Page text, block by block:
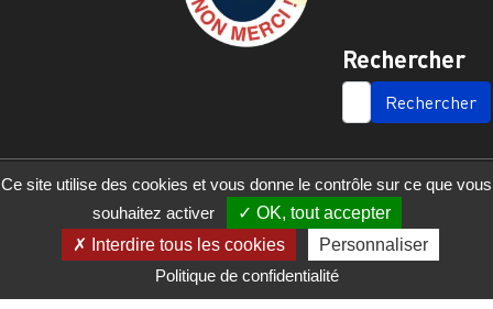
Rechercher
SEARCH
© 2023 - 2025 - UMR 6590 - Espaces et Sociétés
Ce site utilise des cookies et vous donne le contrôle sur ce que vous
souhaitez activer
OK, tout accepter
Interdire tous les cookies
Personnaliser
Politique de confidentialité